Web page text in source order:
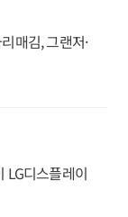
매김, 그랜저·
LG디스플레이